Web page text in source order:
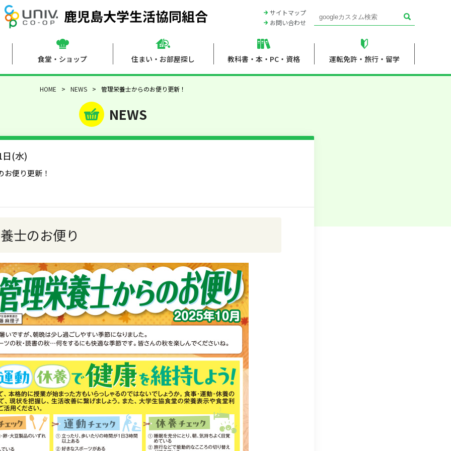
鹿児島大学生活協同組合
サイトマップ
お問い合わせ
食堂・ショップ 住まい・お部屋探し 教科書・本・PC・資格 運転免許・旅行・留学
HOME NEWS 管理栄養士からのお便り更新！
NEWS
(水)
お便り更新！
士のお便り